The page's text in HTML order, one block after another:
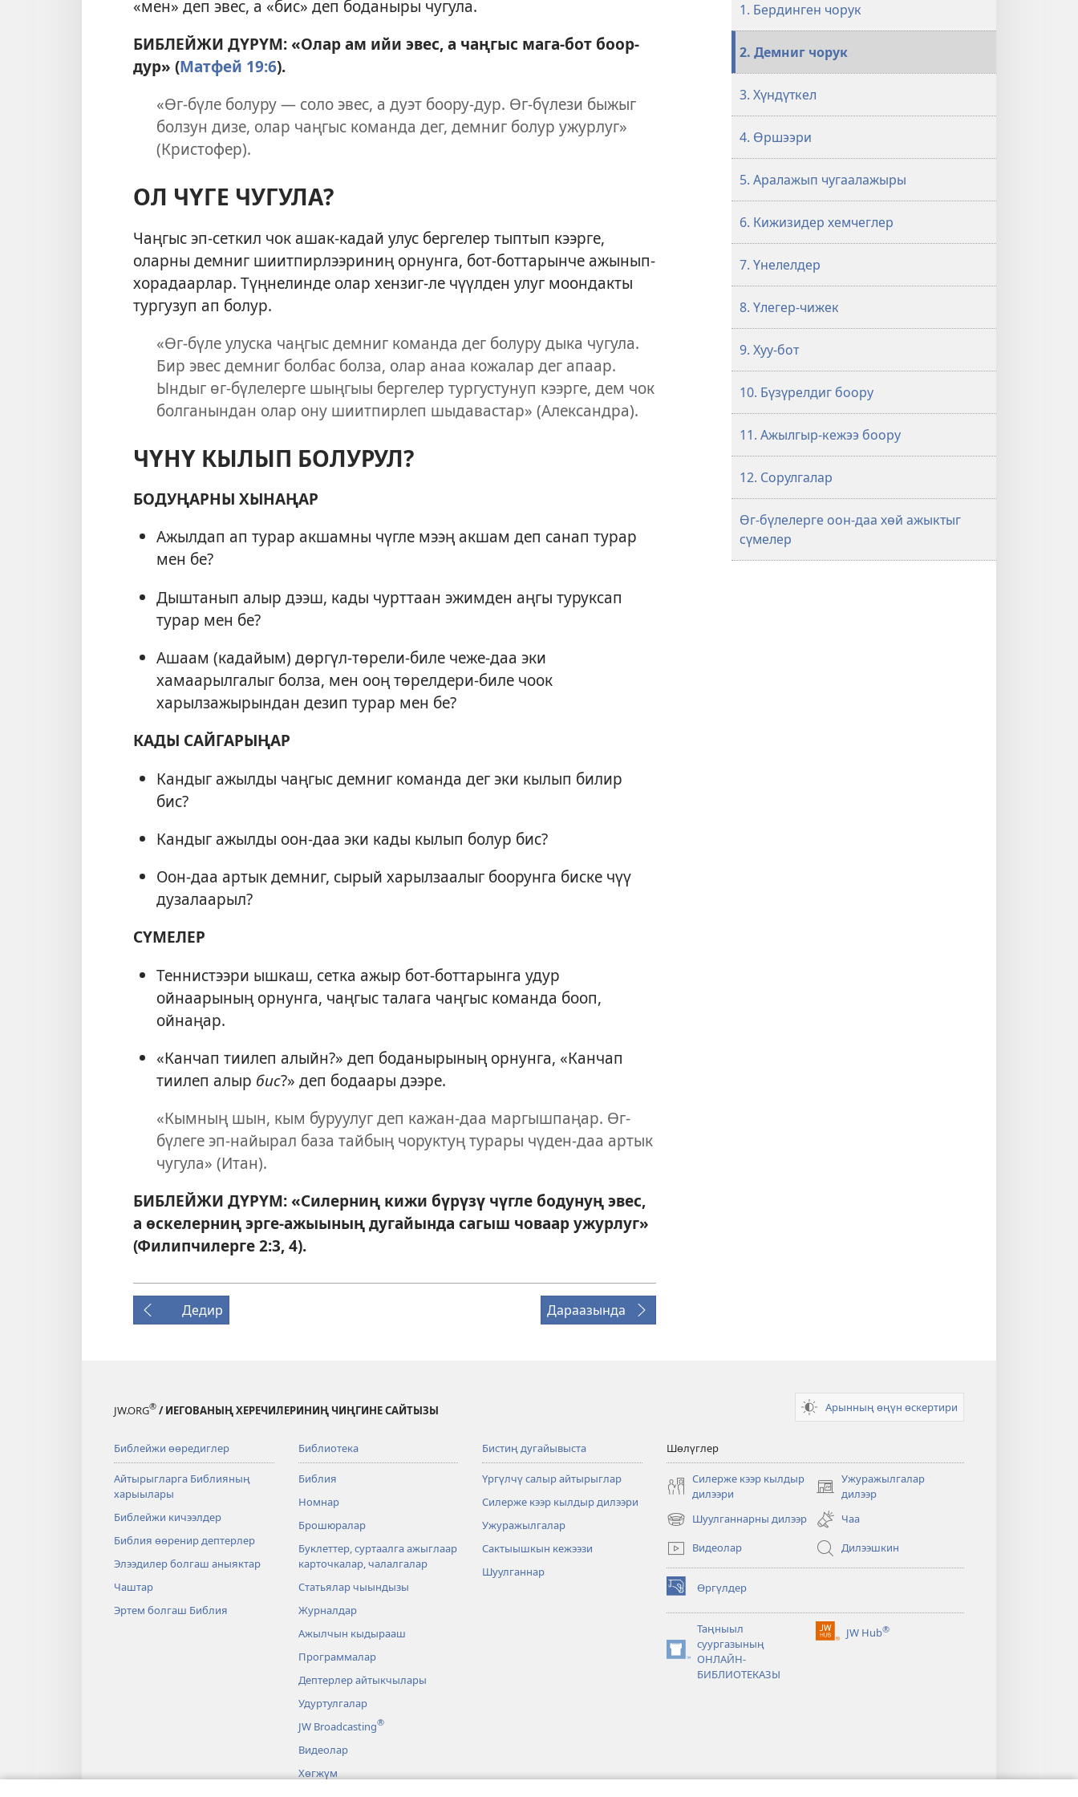
«мен» деп эвес, а «бис» деп боданыры чугула.
БИБЛЕЙЖИ ДҮРҮМ: «Олар ам ийи эвес, а чаңгыс мага-бот боор-
дур» (Матфей 19:6).
«Өг-бүле болуру — соло эвес, а дуэт боору-дур. Өг-бүлези быжыг
болзун дизе, олар чаңгыс команда дег, демниг болур ужурлуг»
(Кристофер).
ОЛ ЧҮГЕ ЧУГУЛА?
Чаңгыс эп-сеткил чок ашак-кадай улус бергелер тыптып кээрге,
оларны демниг шиитпирлээриниң орнунга, бот-боттарынче ажынып-
хорадаарлар. Түңнелинде олар хензиг-ле чүүлден улуг моондакты
тургузуп ап болур.
«Өг-бүле улуска чаңгыс демниг команда дег болуру дыка чугула.
Бир эвес демниг болбас болза, олар анаа кожалар дег апаар.
Ындыг өг-бүлелерге шыңгыы бергелер тургустунуп кээрге, дем чок
болганындан олар ону шиитпирлеп шыдавастар» (Александра).
ЧҮНҮ КЫЛЫП БОЛУРУЛ?
БОДУҢАРНЫ ХЫНАҢАР
Ажылдап ап турар акшамны чүгле мээң акшам деп санап турар
мен бе?
Дыштанып алыр дээш, кады чурттаан эжимден аңгы туруксап
турар мен бе?
Ашаам (кадайым) дөргүл-төрели-биле чеже-даа эки
хамаарылгалыг болза, мен ооң төрелдери-биле чоок
харылзажырындан дезип турар мен бе?
КАДЫ САЙГАРЫҢАР
Кандыг ажылды чаңгыс демниг команда дег эки кылып билир
бис?
Кандыг ажылды оон-даа эки кады кылып болур бис?
Оон-даа артык демниг, сырый харылзаалыг боорунга биске чүү
дузалаарыл?
СҮМЕЛЕР
Теннистээри ышкаш, сетка ажыр бот-боттарынга удур
ойнаарының орнунга, чаңгыс талага чаңгыс команда бооп,
ойнаңар.
«Канчап тиилеп алыйн?» деп боданырының орнунга, «Канчап
тиилеп алыр бис?» деп бодаары дээре.
«Кымның шын, кым буруулуг деп кажан-даа маргышпаңар. Өг-
бүлеге эп-найырал база тайбың чоруктуң турары чүден-даа артык
чугула» (Итан).
БИБЛЕЙЖИ ДҮРҮМ: «Силерниң кижи бүрүзү чүгле бодунуң эвес,
а өскелерниң эрге-ажыының дугайында сагыш човаар ужурлуг»
(Филипчилерге 2:3, 4).
Дедир Дараазында
бүлелерниң
чажыды
1. Бердинген чорук
2. Демниг чорук
3. Хүндүткел
4. Өршээри
5. Аралажып чугаалажыры
6. Кижизидер хемчеглер
7. Үнелелдер
8. Үлегер-чижек
9. Хуу-бот
10. Бүзүрелдиг боору
11. Ажылгыр-кежээ боору
12. Сорулгалар
Өг-бүлелерге оон-даа хөй ажыктыг
сүмелер
JW.ORG® / ИЕГОВАНЫҢ ХЕРЕЧИЛЕРИНИҢ ЧИҢГИНЕ САЙТЫЗЫ Арынның өңүн өскертири
Библейжи өөредиглер
Айтырыгларга Библияның
харыылары
Библейжи кичээлдер
Библия өөренир дептерлер
Элээдилер болгаш аныяктар
Чаштар
Эртем болгаш Библия
Библиотека
Библия
Номнар
Брошюралар
Буклеттер, суртаалга ажыглаар
карточкалар, чалалгалар
Статьялар чыындызы
Журналдар
Ажылчын кыдырааш
Программалар
Дептерлер айтыкчылары
Удуртулгалар
JW Broadcasting®
Видеолар
Хөгжүм
Бистиң дугайывыста
Үргүлчү салыр айтырыглар
Силерже кээр кылдыр дилээри
Ужуражылгалар
Сактыышкын кежээзи
Шуулганнар
Шөлүглер
Силерже кээр кылдыр
дилээри
Ужуражылгалар
дилээр
(opens
new
window)
Шуулганнарны дилээр
(opens
new
window)
Чаа
Видеолар
Дилээшкин
Өргүлдер
(opens
new
window)Таңныыл
суургазының
ОНЛАЙН-
БИБЛИОТЕКАЗЫ
(opens
JW Hub®
(opens